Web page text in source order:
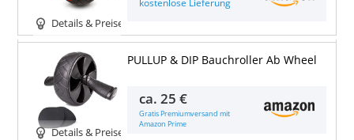
Details & Preise
kostenlose Lieferung
Details & Preise
PULLUP & DIP Bauchroller Ab Wheel
ca.25 €
Gratis Premiumversand mit
Amazon Prime